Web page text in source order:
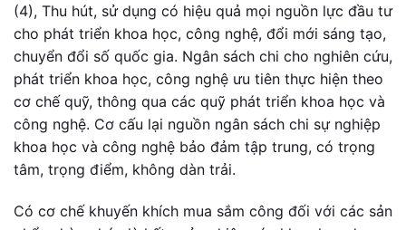
(4), Thu hút, sử dụng có hiệu quả mọi nguồn lực đầu tư
cho phát triển khoa học, công nghệ, đổi mới sáng tạo,
chuyển đổi số quốc gia. Ngân sách chi cho nghiên cứu,
phát triển khoa học, công nghệ ưu tiên thực hiện theo
cơ chế quỹ, thông qua các quỹ phát triển khoa học và
công nghệ. Cơ cấu lại nguồn ngân sách chi sự nghiệp
khoa học và công nghệ bảo đảm tập trung, có trọng
tâm, trọng điểm, không dàn trải.
Có cơ chế khuyến khích mua sắm công đối với các sản